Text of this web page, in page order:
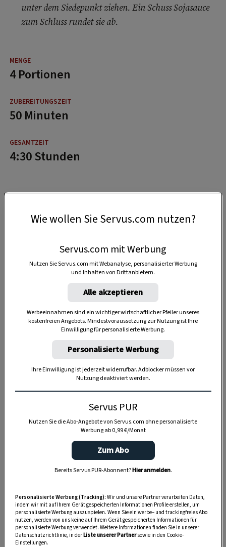
unter dem Siedepunkt ziehen. Ein Schuss Sojasauce
zum Schluss rundet sie ab.
4 Portionen
50 Minuten
4:30 Stunden
Wie wollen Sie Servus.com nutzen?
Servus.com mit Werbung
Nutzen Sie Servus.com mit Webanalyse, personalisierter Werbung
und Inhalten von Drittanbietern.
Alle akzeptieren
Werbeeinnahmen sind ein wichtiger wirtschaftlicher Pfeiler unseres
kostenfreien Angebots. Mindestvoraussetzung zur Nutzung ist Ihre
Einwilligung für personalisierte Werbung.
Personalisierte Werbung
Ihre Einwilligung ist jederzeit widerrufbar. Adblocker müssen vor
Nutzung deaktiviert werden.
Servus PUR
Nutzen Sie die Abo-Angebote von Servus.com ohne personalisierte
Werbung ab 0,99 €/Monat
Zum Abo
Bereits Servus PUR-Abonnent?Hier anmelden.
Personalisierte Werbung (Tracking): Wir und unsere Partner verarbeiten Daten,
indem wir mit auf Ihrem Gerät gespeicherten Informationen Profile erstellen, um
personalisierte Werbung auszuspielen. Wenn Sie ein werbe– und trackingfreies Abo
nutzen, werden von uns keine auf Ihrem Gerät gespeicherten Informationen für
personalisierte Werbung verwendet. Weitere Informationen finden Sie in unserer
Datenschutzrichtlinie, in derListe unserer Partnersowie in den Cookie-
Einstellungen.